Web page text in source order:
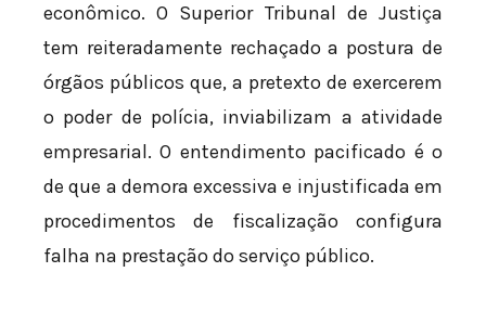
econômico. O Superior Tribunal de Justiça
tem reiteradamente rechaçado a postura de
órgãos públicos que, a pretexto de exercerem
o poder de polícia, inviabilizam a atividade
empresarial. O entendimento pacificado é o
de que a demora excessiva e injustificada em
procedimentos de fiscalização configura
falha na prestação do serviço público.